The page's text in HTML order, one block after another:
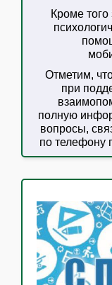
Кроме
Отметим,
при
полную
вопросы,
по телефону